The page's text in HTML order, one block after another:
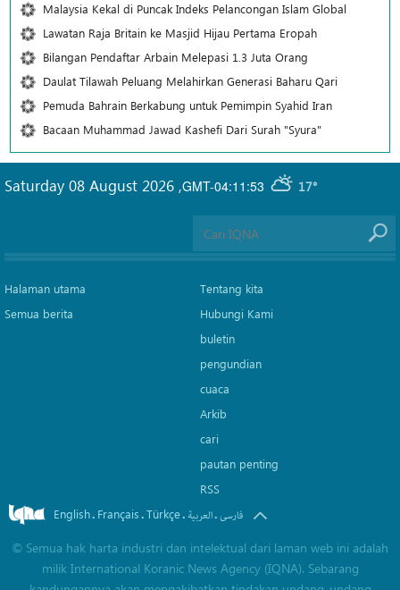
Malaysia Kekal di Puncak Indeks Pelancongan Islam Global
Lawatan Raja Britain ke Masjid Hijau Pertama Eropah
Bilangan Pendaftar Arbain Melepasi 1.3 Juta Orang
Daulat Tilawah Peluang Melahirkan Generasi Baharu Qari
Pemuda Bahrain Berkabung untuk Pemimpin Syahid Iran
Bacaan Muhammad Jawad Kashefi Dari Surah "Syura"
GMT-04:11:53 17°
Saturday 08 August 2026 ,
Halaman utama
Semua berita
Tentang kita
Hubungi Kami
buletin
pengundian
cuaca
Arkib
cari
pautan penting
RSS
English. Français.Türkçe. العربیة.فارسی
© Semua hak harta industri dan intelektual dari laman web ini adalah
milik International Koranic News Agency (IQNA). Sebarang